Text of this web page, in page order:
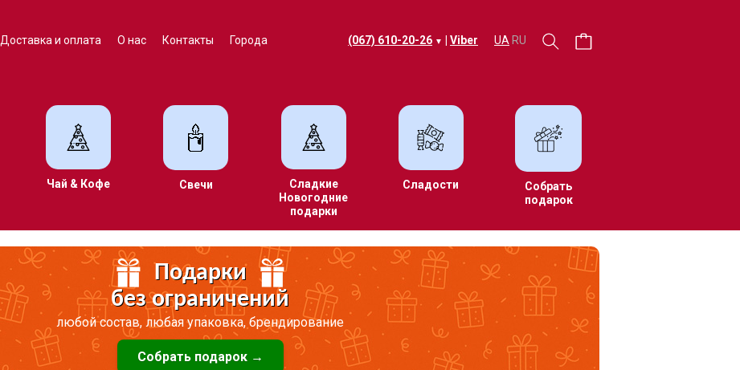
Доставка и оплата О нас Контакты Города (067) 610-20-26 ▼ Viber UA RU
Чай & Кофе Свечи
Сладкие
Новогодние
подарки
Сладости
Собрать
подарок
Подарки
без ограничений
любой состав, любая упаковка, брендирование
Собрать подарок →